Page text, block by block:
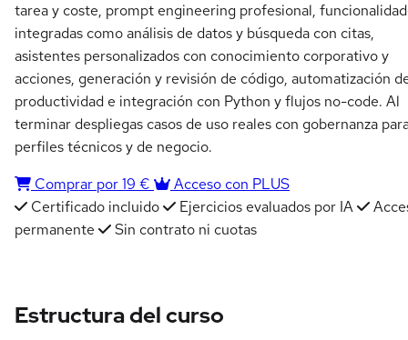
tarea y coste, prompt engineering profesional,
integradas como análisis de datos y búsqueda con citas,
asistentes personalizados con conocimiento corporativo y
acciones, generación y revisión de código, automatización
productividad e integración con Python y flujos no-code. Al
terminar despliegas casos de uso reales con gobernanza
perfiles técnicos y de negocio.
Comprar por 19 €
Acceso con PLUS
Certificado incluido
Ejercicios evaluados por IA
permanente
Sin contrato ni cuotas
Estructura del curso